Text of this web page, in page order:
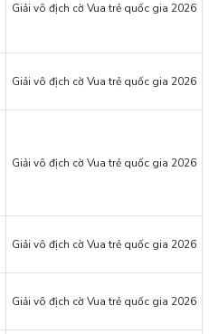
Giải vô địch cờ Vua trẻ quốc gia 2026
Giải vô địch cờ Vua trẻ quốc gia 2026
Giải vô địch cờ Vua trẻ quốc gia 2026
Giải vô địch cờ Vua trẻ quốc gia 2026
Giải vô địch cờ Vua trẻ quốc gia 2026